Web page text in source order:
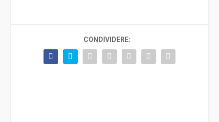
CONDIVIDERE: